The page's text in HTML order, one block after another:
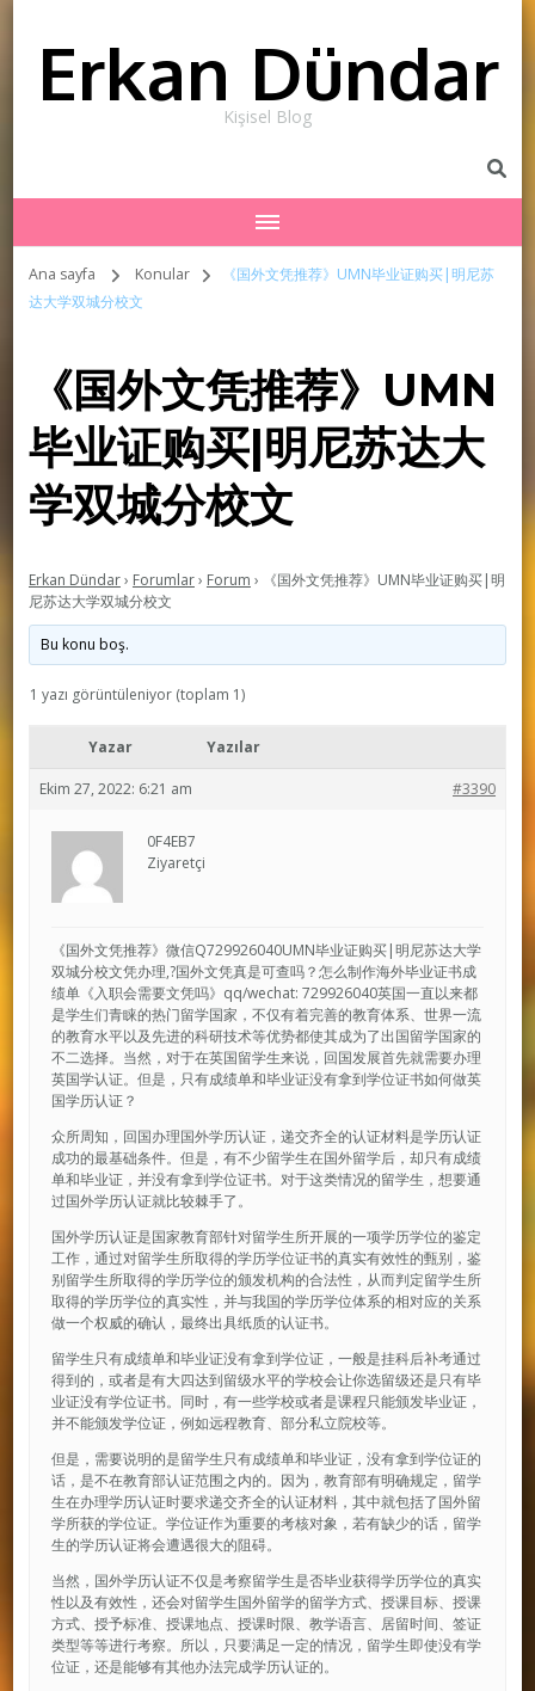
Erkan Dündar
Kişisel Blog
Ana sayfa Konular
《国外文凭推荐》UMN毕业证购买|明尼苏
达大学双城分校文
《国外文凭推荐》UMN
毕业证购买|明尼苏达大
学双城分校文
Erkan Dündar› Forumlar› Forum ›
《国外文凭推荐》UMN毕业证购买|明
尼苏达大学双城分校文
Bu konu boş.
1 yazı görüntüleniyor (toplam 1)
Yazar Yazılar
Ekim 27, 2022: 6:21 am #3390
0F4EB7
Ziyaretçi
《国外文凭推荐》微信Q729926040UMN毕业证购买|明尼苏达大学
双城分校文凭办理,?国外文凭真是可查吗？怎么制作海外毕业证书成
绩单《入职会需要文凭吗》qq/wechat: 729926040英国一直以来都
是学生们青睐的热门留学国家，不仅有着完善的教育体系、世界一流
的教育水平以及先进的科研技术等优势都使其成为了出国留学国家的
不二选择。当然，对于在英国留学生来说，回国发展首先就需要办理
英国学认证。但是，只有成绩单和毕业证没有拿到学位证书如何做英
国学历认证？
众所周知，回国办理国外学历认证，递交齐全的认证材料是学历认证
成功的最基础条件。但是，有不少留学生在国外留学后，却只有成绩
单和毕业证，并没有拿到学位证书。对于这类情况的留学生，想要通
过国外学历认证就比较棘手了。
国外学历认证是国家教育部针对留学生所开展的一项学历学位的鉴定
工作，通过对留学生所取得的学历学位证书的真实有效性的甄别，鉴
别留学生所取得的学历学位的颁发机构的合法性，从而判定留学生所
取得的学历学位的真实性，并与我国的学历学位体系的相对应的关系
做一个权威的确认，最终出具纸质的认证书。
留学生只有成绩单和毕业证没有拿到学位证，一般是挂科后补考通过
得到的，或者是有大四达到留级水平的学校会让你选留级还是只有毕
业证没有学位证书。同时，有一些学校或者是课程只能颁发毕业证，
并不能颁发学位证，例如远程教育、部分私立院校等。
但是，需要说明的是留学生只有成绩单和毕业证，没有拿到学位证的
话，是不在教育部认证范围之内的。因为，教育部有明确规定，留学
生在办理学历认证时要求递交齐全的认证材料，其中就包括了国外留
学所获的学位证。学位证作为重要的考核对象，若有缺少的话，留学
生的学历认证将会遭遇很大的阻碍。
当然，国外学历认证不仅是考察留学生是否毕业获得学历学位的真实
性以及有效性，还会对留学生国外留学的留学方式、授课目标、授课
方式、授予标准、授课地点、授课时限、教学语言、居留时间、签证
类型等等进行考察。所以，只要满足一定的情况，留学生即使没有学
位证，还是能够有其他办法完成学历认证的。